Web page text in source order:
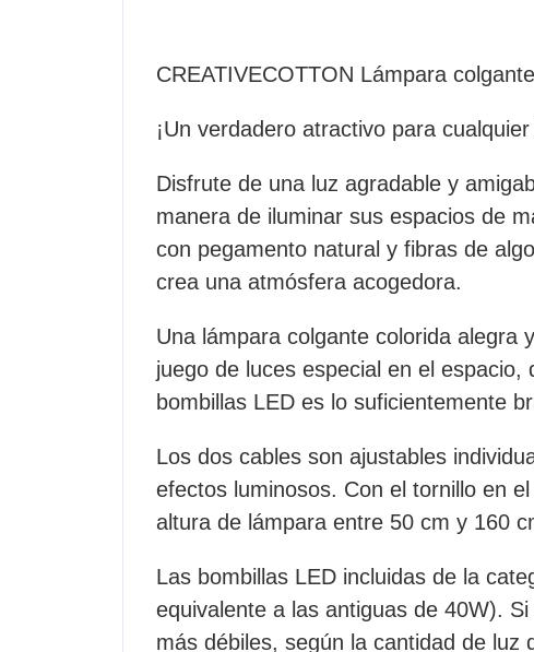
CREATIVECOTTON Lámpara
¡Un verdadero atractivo para
Disfrute de una luz agradable y
manera de iluminar sus espacios de
con pegamento natural y fibras de
crea una atmósfera acogedora.
Una lámpara colgante colorida alegra
juego de luces especial en el
bombillas LED es lo suficientemente
Los dos cables son ajustables
efectos luminosos. Con el tornillo en
altura de lámpara entre 50 cm y 160
Las bombillas LED incluidas de la
equivalente a las antiguas de 40W).
más débiles, según la cantidad de luz